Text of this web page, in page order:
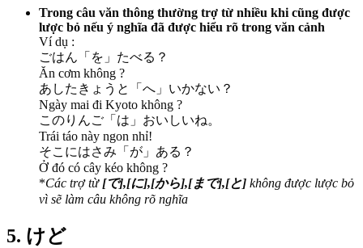
Trong câu văn thông thường trợ từ nhiều khi cũng được
lược bỏ nếu ý nghĩa đã được hiểu rõ trong văn cảnh
Ví dụ :
ごはん「を」たべる？
Ăn cơm không ?
あしたきょうと「へ」いかない？
Ngày mai đi Kyoto không ?
このりんご「は」おいしいね。
Trái táo này ngon nhỉ!
そこにはさみ「が」ある？
Ở đó có cây kéo không ?
*Các trợ từ [で],[に],[から],[まで],[と] không được lược bỏ
vì sẽ làm câu không rõ nghĩa
5. けど